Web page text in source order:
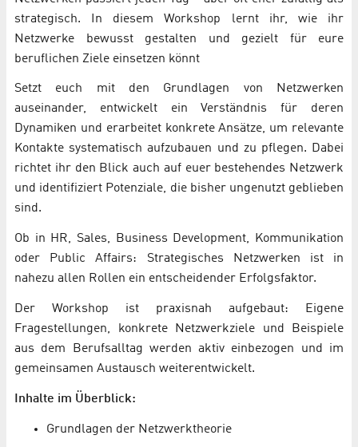
strategisch. In diesem Workshop lernt ihr, wie ihr
Netzwerke bewusst gestalten und gezielt für eure
beruflichen Ziele einsetzen könnt
Setzt euch mit den Grundlagen von Netzwerken
auseinander, entwickelt ein Verständnis für deren
Dynamiken und erarbeitet konkrete Ansätze, um relevante
Kontakte systematisch aufzubauen und zu pflegen. Dabei
richtet ihr den Blick auch auf euer bestehendes Netzwerk
und identifiziert Potenziale, die bisher ungenutzt geblieben
sind.
Ob in HR, Sales, Business Development, Kommunikation
oder Public Affairs: Strategisches Netzwerken ist in
nahezu allen Rollen ein entscheidender Erfolgsfaktor.
Der Workshop ist praxisnah aufgebaut: Eigene
Fragestellungen, konkrete Netzwerkziele und Beispiele
aus dem Berufsalltag werden aktiv einbezogen und im
gemeinsamen Austausch weiterentwickelt.
Inhalte im Überblick:
Grundlagen der Netzwerktheorie